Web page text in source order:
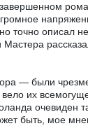
точно
— были
их
очевиден
быть, мое